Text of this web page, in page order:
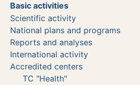
Basic activities
Scientific activity
National plans and programs
Reports and analyses
International activity
Accredited centers
TC "Health"